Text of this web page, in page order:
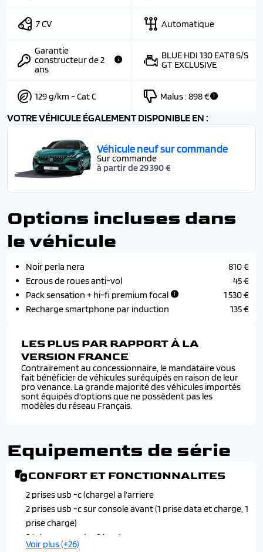
7 CV Automatique
Garantie
constructeur de 2
ans
BLUE HDI 130 EAT8 S/S
GT EXCLUSIVE
129 g/km - Cat C Malus :898 €
VOTRE VÉHICULE ÉGALEMENT DISPONIBLE EN :
Véhicule neuf sur commande
Sur commande
à partir de 29 390 €
Options incluses dans
le véhicule
Noir perla nera
810 €
Ecrous de roues anti-vol
45 €
Pack sensation + hi-fi premium focal
1 530 €
Recharge smartphone par induction
135 €
LES PLUS PAR RAPPORT À LA
VERSION FRANCE
Contrairement au concessionnaire, le mandataire vous
fait bénéficier de véhicules suréquipés en raison de leur
pro venance. La grande majorité des véhicules importés
sont équipés d'options que ne possèdent pas les
modèles du réseau Français.
Equipements de série
CONFORT ET FONCTIONNALITES
2 prises usb -c (charge) a l’arriere
2 prises usb -c sur console avant (1 prise data et charge, 1
prise charge)
2 telecommandes 3 boutons
Voir plus (+26)